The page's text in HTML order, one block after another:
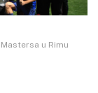
u Rimu